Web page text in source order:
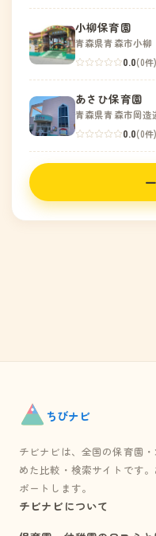
小柳保育園
青森県青森市小柳
0.0(0件)
あさひ保育園
青森県青森市岡造
0.0(0件)
ちびナビ
チビナビは、全国の保育園
めた比較・検索サイトです
ポートします。
チビナビについて